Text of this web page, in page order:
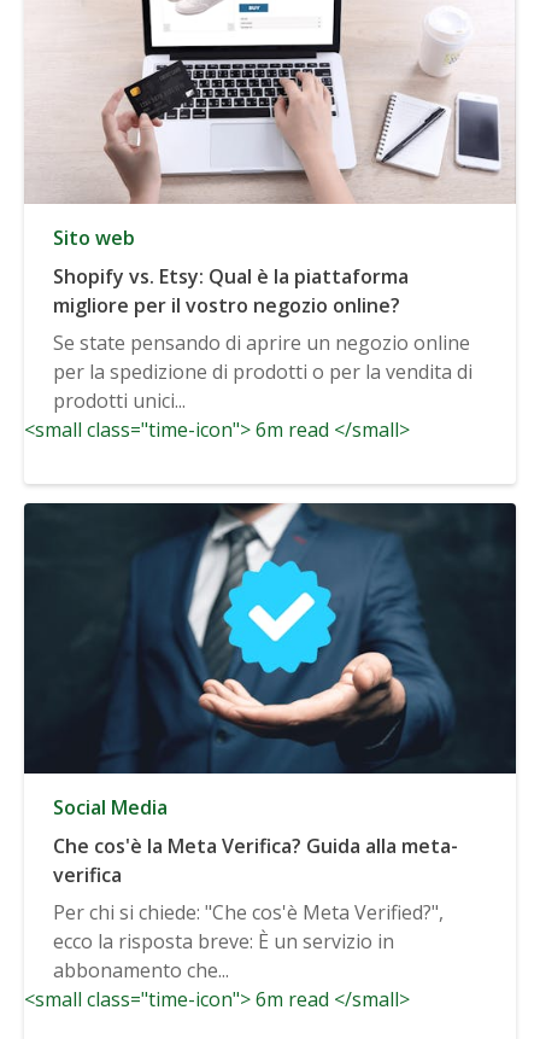
Sito web
Shopify vs. Etsy: Qual è la piattaforma
migliore per il vostro negozio online?
Se state pensando di aprire un negozio online
per la spedizione di prodotti o per la vendita di
prodotti unici...
<small class="time-icon"> 6m read </small>
Social Media
Che cos'è la Meta Verifica? Guida alla meta-
verifica
Per chi si chiede: "Che cos'è Meta Verified?",
ecco la risposta breve: È un servizio in
abbonamento che...
<small class="time-icon"> 6m read </small>